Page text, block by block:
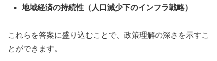
地域経済の持続性（人口減少下のインフラ戦略）
これらを答案に盛り込むことで、政策理解の深さを示すこ
とができます。